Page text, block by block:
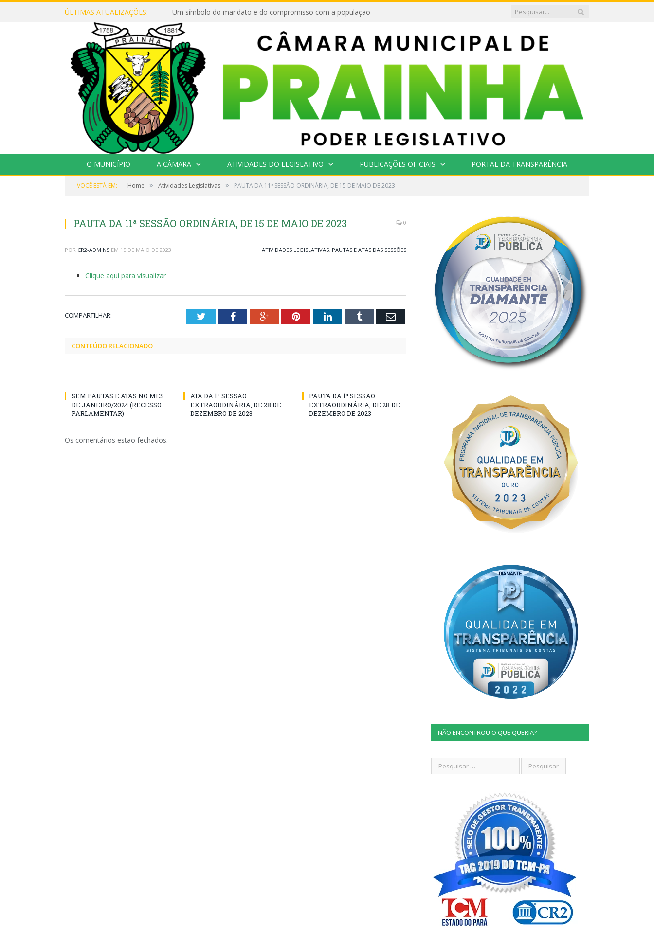
ÚLTIMAS ATUALIZAÇÕES: Um símbolo do mandato e do compromisso com a população
O MUNICÍPIO A CÂMARA ATIVIDADES DO LEGISLATIVO PUBLICAÇÕES OFICIAIS PORTAL DA TRANSPARÊNCIA
VOCÊ ESTÁ EM: Home » Atividades Legislativas » PAUTA DA 11ª SESSÃO ORDINÁRIA, DE 15 DE MAIO DE 2023
PAUTA DA 11ª SESSÃO ORDINÁRIA, DE 15 DE MAIO DE 2023 0
POR CR2-ADMIN5 EM 15 DE MAIO DE 2023 ATIVIDADES LEGISLATIVAS, PAUTAS E ATAS DAS SESSÕES
Clique aqui para visualizar
COMPARTILHAR: TwitterFacebookGoogle+PinterestLinkedInTumblr Email
CONTEÚDO RELACIONADO
SEM PAUTAS E ATAS NO MÊS
DE JANEIRO/2024 (RECESSO
PARLAMENTAR)
ATA DA 1ª SESSÃO
EXTRAORDINÁRIA, DE 28 DE
DEZEMBRO DE 2023
PAUTA DA 1ª SESSÃO
EXTRAORDINÁRIA, DE 28 DE
DEZEMBRO DE 2023
Os comentários estão fechados.
NÃO ENCONTROU O QUE QUERIA?